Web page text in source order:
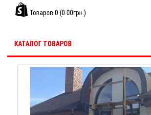
Товаров 0 (0.00грн.)
КАТАЛОГ ТОВАРОВ